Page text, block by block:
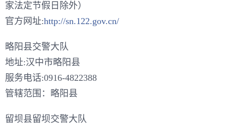
家法定节假日除外）
官方网址:http://sn.122.gov.cn/
略阳县交警大队
地址:汉中市略阳县
服务电话:0916-4822388
管辖范围：略阳县
留坝县留坝交警大队